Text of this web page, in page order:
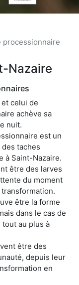
processionnaire
Nazaire
celui de
achève sa
nuit.
est un
taches
à Saint-Nazaire.
être des larves
du moment
être la forme
dans le cas de
au plus à
être des
depuis leur
en